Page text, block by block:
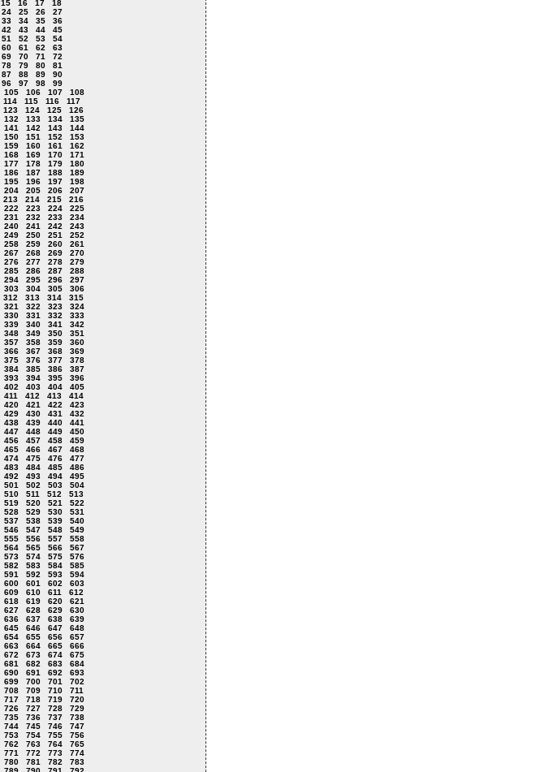
15 16 17
18
24 25 26
27
33 34 35
36
42 43 44
45
51 52 53
54
60 61 62
63
69 70 71
72
78 79 80
81
87 88 89
90
96 97 98
99
105 106 107
108
114 115 116
117
123 124 125
126
132 133 134
135
141 142 143
144
150 151 152
153
159 160 161
162
168 169 170
171
177 178 179
180
186 187 188
189
195 196 197
198
204 205 206
207
213 214 215
216
222 223 224
225
231 232 233
234
240 241 242
243
249 250 251
252
258 259 260
261
267 268 269
270
276 277 278
279
285 286 287
288
294 295 296
297
303 304 305
306
312 313 314
315
321 322 323
324
330 331 332
333
339 340 341
342
348 349 350
351
357 358 359
360
366 367 368
369
375 376 377
378
384 385 386
387
393 394 395
396
402 403 404
405
411 412 413
414
420 421 422
423
429 430 431
432
438 439 440
441
447 448 449
450
456 457 458
459
465 466 467
468
474 475 476
477
483 484 485
486
492 493 494
495
501 502 503
504
510 511 512
513
519 520 521
522
528 529 530
531
537 538 539
540
546 547 548
549
555 556 557
558
564 565 566
567
573 574 575
576
582 583 584
585
591 592 593
594
600 601 602
603
609 610 611
612
618 619 620
621
627 628 629
630
636 637 638
639
645 646 647
648
654 655 656
657
663 664 665
666
672 673 674
675
681 682 683
684
690 691 692
693
699 700 701
702
708 709 710
711
717 718 719
720
726 727 728
729
735 736 737
738
744 745 746
747
753 754 755
756
762 763 764
765
771 772 773
774
780 781 782
783